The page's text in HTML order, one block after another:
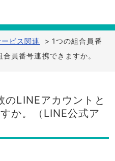
ビス関連 > 1つの組合員番
員番号連携できますか。
のLINEアカウントと
か。（LINE公式ア